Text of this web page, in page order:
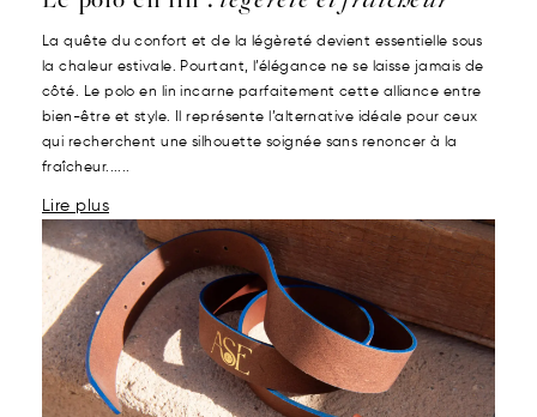
La quête du confort et de la légèreté devient essentielle sous
la chaleur estivale. Pourtant, l’élégance ne se laisse jamais de
côté. Le polo en lin incarne parfaitement cette alliance entre
bien-être et style. Il représente l’alternative idéale pour ceux
qui recherchent une silhouette soignée sans renoncer à la
fraîcheur......
Lire plus